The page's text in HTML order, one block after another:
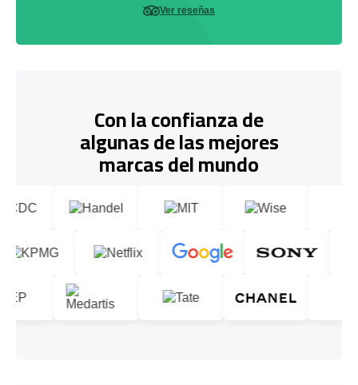
Ver reseñas
Con la confianza de
algunas de las mejores
marcas del mundo